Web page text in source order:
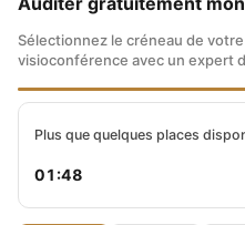
Sélectionnez le créneau de
visioconférence avec un expert
Plus que quelques places
01:47